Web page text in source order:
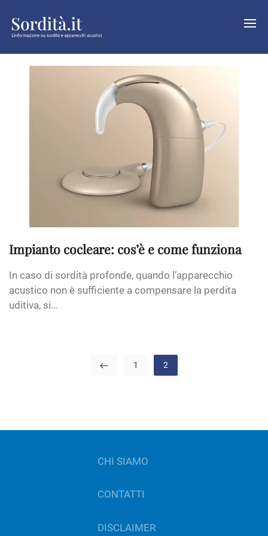
Impianto cocleare: cos’è e come funziona
In caso di sordità profonde, quando l’apparecchio
acustico non è sufficiente a compensare la perdita
uditiva, si...
1 2
CHI SIAMO
CONTATTI
DISCLAIMER